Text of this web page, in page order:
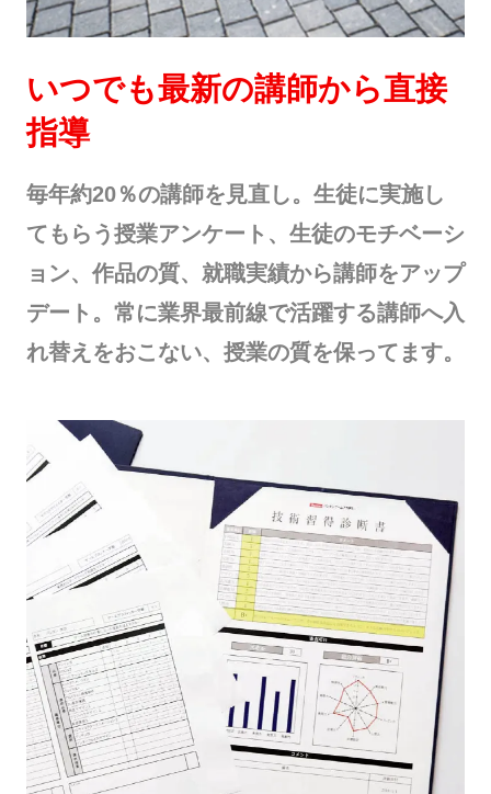
いつでも最新の講師から直接
指導
毎年約20％の講師を見直し。生徒に実施し
てもらう授業アンケート、生徒のモチベーシ
ョン、作品の質、就職実績から講師をアップ
デート。常に業界最前線で活躍する講師へ入
れ替えをおこない、授業の質を保ってます。